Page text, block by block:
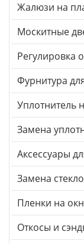
Жалюзи на
Москитные
Регулировка
Фурнитура
Уплотнитель
Замена
Аксессуары
Замена
Пленки на
Откосы и